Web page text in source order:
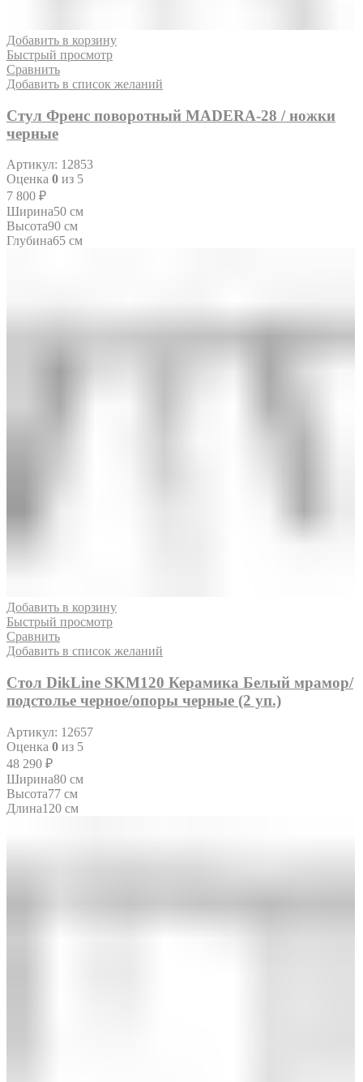
Добавить в корзину
Быстрый просмотр
Сравнить
Добавить в список желаний
Стул Френс поворотный MADERA-28 / ножки
черные
Артикул: 12853
Оценка 0 из 5
7 800 ₽
Ширина50 см
Высота90 см
Глубина65 см
Добавить в корзину
Быстрый просмотр
Сравнить
Добавить в список желаний
Стол DikLine SKM120 Керамика Белый мрамор/
подстолье черное/опоры черные (2 уп.)
Артикул: 12657
Оценка 0 из 5
48 290 ₽
Ширина80 см
Высота77 см
Длина120 см